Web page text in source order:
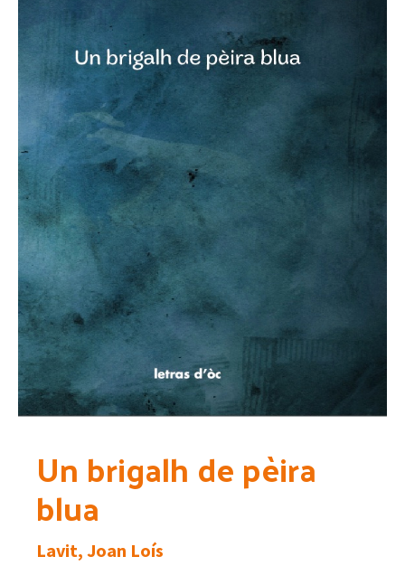
Un brigalh de pèira
blua
Lavit, Joan Loís